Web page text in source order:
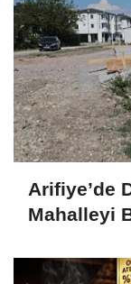
Arifiye’de
Mahalleyi